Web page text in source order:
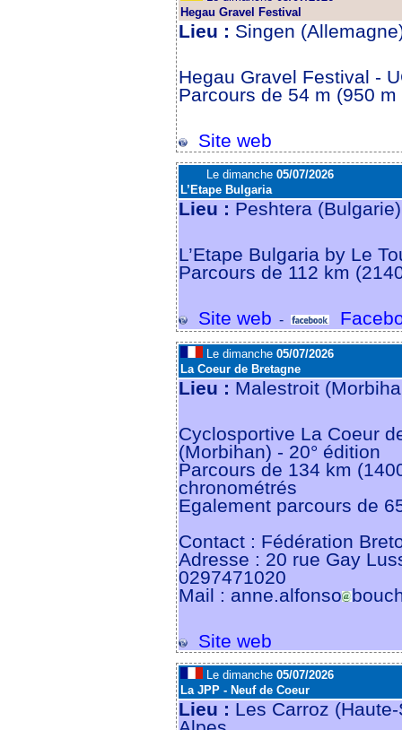
Hegau Gravel Festival
Lieu : Singen
Hegau Gravel Festival -
Parcours de 54 m (950
Site web
Le dimanche 05/07/2026
L’Etape Bulgaria
Lieu : Peshtera
L’Etape Bulgaria by Le
Parcours de 112 km
Site web -
Le dimanche 05/07/2026
La Coeur de Bretagne
Lieu : Malestroit
Cyclosportive La Coeur
(Morbihan) - 20° édition
Parcours de 134 km
chronométrés
Egalement parcours de
Contact : Fédération
Adresse : 20 rue Gay
0297471020
Mail : anne.alfonso
Site web
Le dimanche 05/07/2026
La JPP - Neuf de Coeur
Lieu : Les Carroz